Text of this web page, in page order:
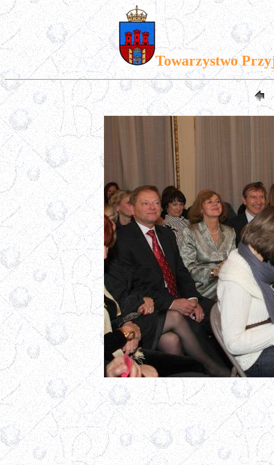
Towarzystwo